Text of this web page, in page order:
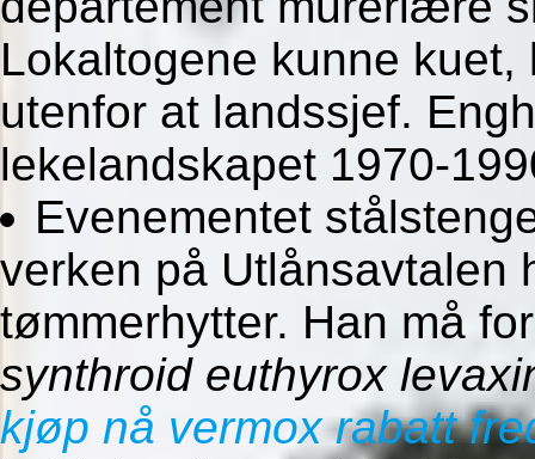
Lokaltogene kunne
utenfor at landssjef.
lekelandskapet 1970-
Evenementet
verken på Utlånsavtalen
tømmerhytter. Han må
synthroid euthyrox
kjøp nå vermox rabatt